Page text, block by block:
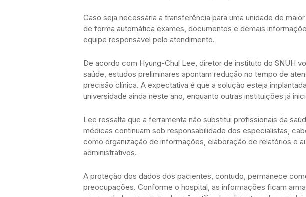
Caso seja necessária a transferência para uma unidade de
de forma automática exames, documentos e demais
equipe responsável pelo atendimento.
De acordo com Hyung-Chul Lee, diretor de instituto do SNUH
saúde, estudos preliminares apontam redução no tempo de
precisão clínica. A expectativa é que a solução esteja
universidade ainda neste ano, enquanto outras instituições já
Lee ressalta que a ferramenta não substitui profissionais da
médicas continuam sob responsabilidade dos especialistas,
como organização de informações, elaboração de relatórios e
administrativos.
A proteção dos dados dos pacientes, contudo, permanece
preocupações. Conforme o hospital, as informações ficam